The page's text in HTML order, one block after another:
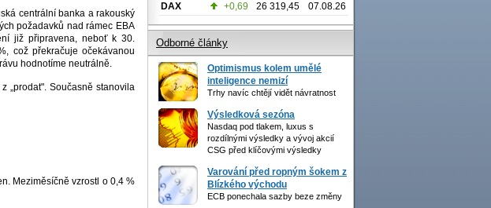
centrální banka a rakouský
požadavků nad rámec EBA
již připravena, neboť k 30.
což překračuje očekávanou
hodnotíme neutrálně.
„prodat". Současně stanovila
Meziměsíčně vzrostl o 0,4 %
DAX
+0,69 26 319,45 07.08.26
Odborné články
Optimismus kolem umělé
inteligence nemizí
Trhy navíc chtějí vidět návratnost
Výsledková sezóna
Nasdaq pod tlakem, luxus s
rozdílnými výsledky a vývoj akcií
CSG před klíčovými výsledky
Varování před ropným šokem z
Blízkého východu
ECB ponechala sazby beze změny